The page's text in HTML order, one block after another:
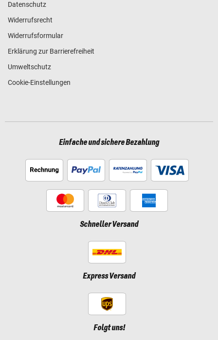
Datenschutz
Widerrufsrecht
Widerrufsformular
Erklärung zur Barrierefreiheit
Umweltschutz
Cookie-Einstellungen
Einfache und sichere Bezahlung
Schneller Versand
Express Versand
Folgt uns!